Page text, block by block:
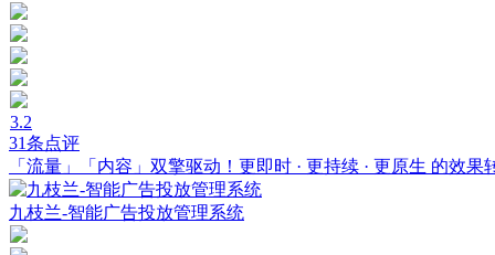
3.2
31条点评
「流量」「内容」双擎驱动！更即时 · 更持续 · 更原生 的效果
九枝兰-智能广告投放管理系统